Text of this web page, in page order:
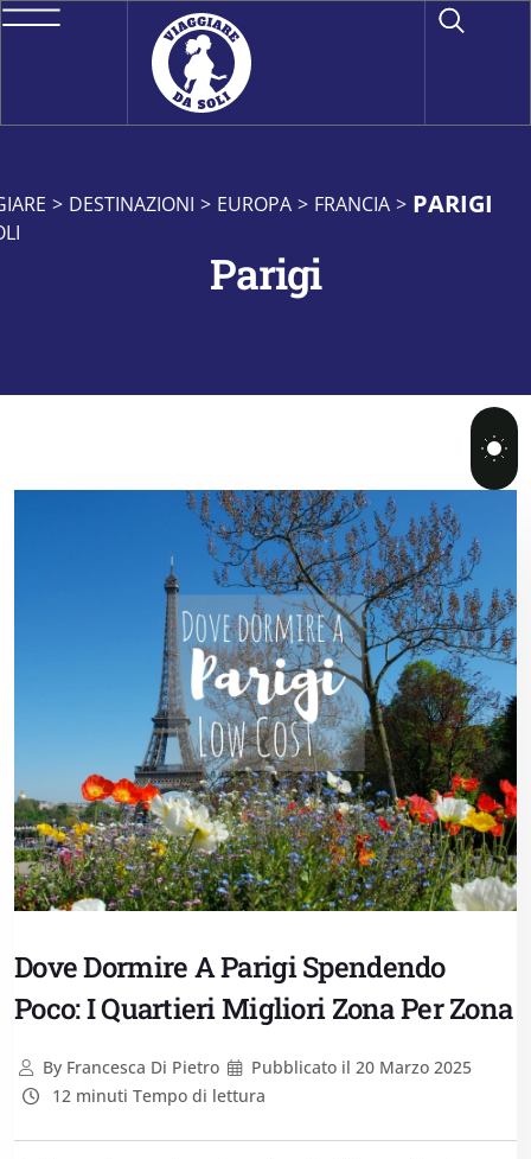
> DESTINAZIONI > EUROPA > FRANCIA > PARIGI
Parigi
Dove Dormire A Parigi Spendendo
Poco: I Quartieri Migliori Zona Per Zona
ByFrancesca Di Pietro Pubblicato il 20 Marzo 2025
12 minuti Tempo di lettura